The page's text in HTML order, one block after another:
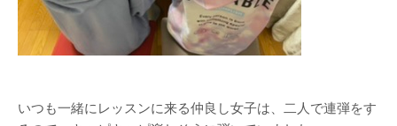
いつも一緒にレッスンに来る仲良し女子は、二人で連弾をす